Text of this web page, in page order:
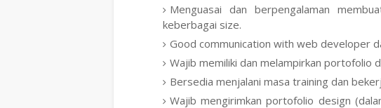
Menguasai dan berpengalaman
keberbagai size.
Good communication with web developer
Wajib memiliki dan melampirkan portofolio
Bersedia menjalani masa training dan
Wajib mengirimkan portofolio design